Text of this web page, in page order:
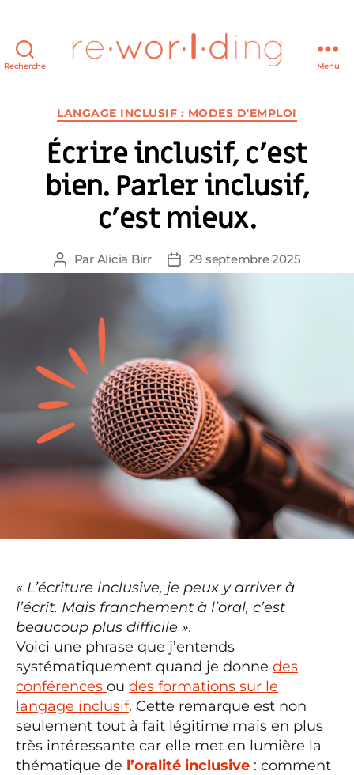
Recherche Menu
Catégories
LANGAGE INCLUSIF : MODES D'EMPLOI
Écrire inclusif, c’est
bien. Parler inclusif,
c’est mieux.
Auteur
de
Par Alicia Birr
Date
de
29 septembre 2025
« L’écriture inclusive, je peux y arriver à
l’écrit. Mais franchement à l’oral, c’est
beaucoup plus difficile ».
Voici une phrase que j’entends
systématiquement quand je donne des
conférences ou des formations sur le
langage inclusif. Cette remarque est non
seulement tout à fait légitime mais en plus
très intéressante car elle met en lumière la
thématique de l’oralité inclusive : comment